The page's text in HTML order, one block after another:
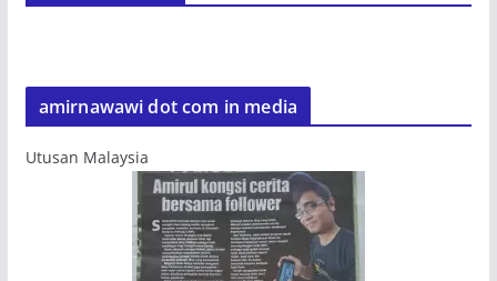
amirnawawi dot com in media
Utusan Malaysia